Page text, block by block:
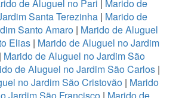
de Aluguel no Pari | Marido de
Santa Terezinha | Marido de
Santo Amaro | Marido de Aluguel
Elias | Marido de Aluguel no Jardim
| Marido de Aluguel no Jardim São
de Aluguel no Jardim São Carlos |
no Jardim São Cristovão | Marido